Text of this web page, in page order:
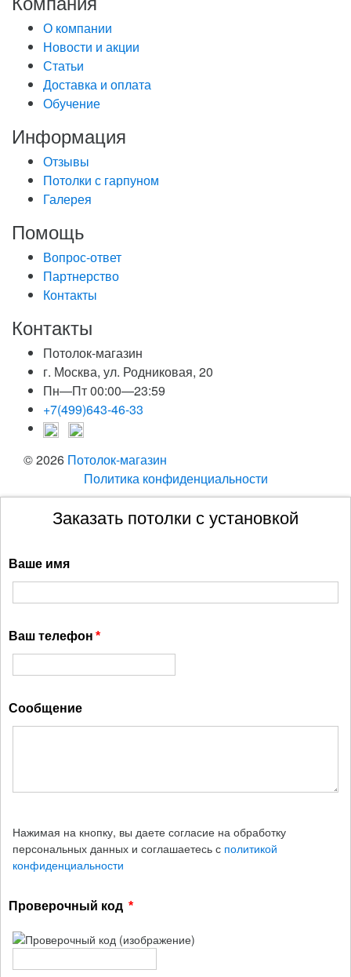
О компании
Новости и акции
Статьи
Доставка и оплата
Обучение
Информация
Отзывы
Потолки с гарпуном
Галерея
Помощь
Вопрос-ответ
Партнерство
Контакты
Контакты
Потолок-магазин
г. Москва, ул. Родниковая, 20
Пн—Пт 00:00—23:59
+7(499)643-46-33
© 2026 Потолок-магазин
Политика конфиденциальности
Заказать потолки с установкой
Ваше имя
Ваш телефон
Сообщение
Нажимая на кнопку, вы даете согласие на обработку
персональных данных и соглашаетесь с политикой
конфиденциальности
Проверочный код